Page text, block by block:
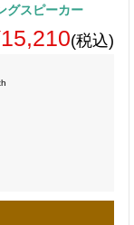
グスピーカー
(税込)